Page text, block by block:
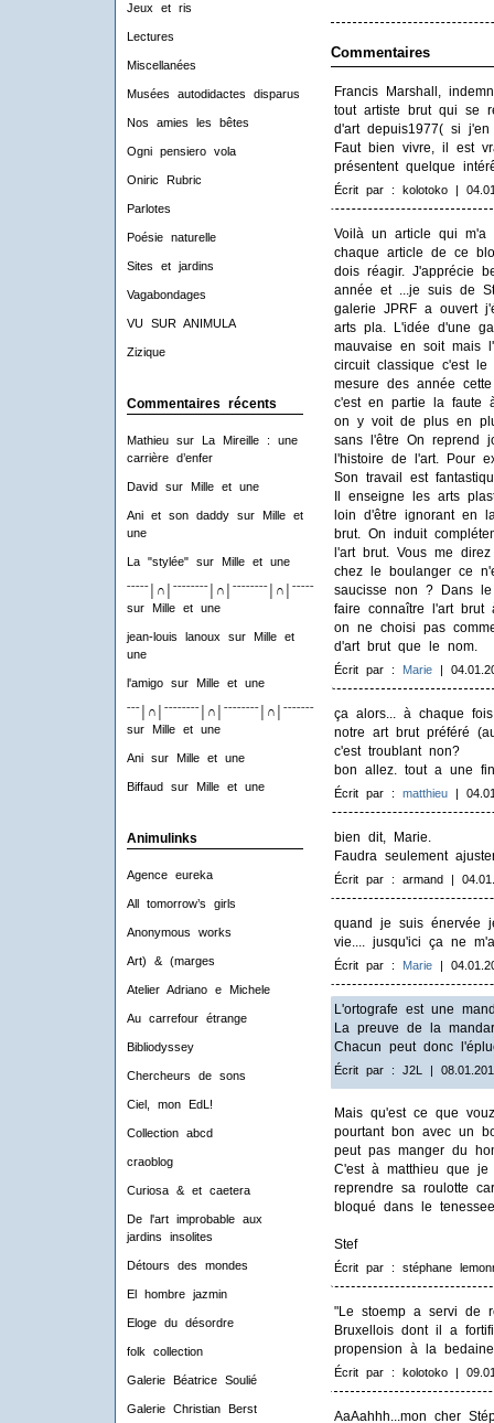
Jeux et ris
Lectures
Miscellanées
Musées autodidactes disparus
Nos amies les bêtes
Ogni pensiero vola
Oniric Rubric
Parlotes
Poésie naturelle
Sites et jardins
Vagabondages
VU SUR ANIMULA
Zizique
Commentaires récents
Mathieusur
La Mireille : une
carrière d’enfer
David sur Mille et une
Ani et son daddysur
Mille et
une
La "stylée"sur Mille et une
ˉˉˉˉˉ│∩│ˉˉˉˉˉˉˉˉ│∩│ˉˉˉˉˉˉˉˉ│∩│ˉˉˉˉˉˉˉˉ│∩│ˉˉˉˉ
sur
Mille et une
jean-louis lanoux sur
Mille et
une
l'amigosur Mille et une
ˉˉˉ│∩│ˉˉˉˉˉˉˉˉ│∩│ˉˉˉˉˉˉˉˉ│∩│ˉˉˉˉˉˉˉˉ│∩│ˉˉˉ
sur
Mille et une
Anisur Mille et une
Biffaud sur Mille et une
Animulinks
Agence eureka
All tomorrow’s girls
Anonymous works
Art) & (marges
Atelier Adriano e Michele
Au carrefour étrange
Bibliodyssey
Chercheurs de sons
Ciel, mon EdL!
Collection abcd
craoblog
Curiosa & et caetera
De l'art improbable aux
jardins insolites
Détours des mondes
El hombre jazmin
Eloge du désordre
folk collection
Galerie Béatrice Soulié
Galerie Christian Berst
Commentaires
Francis Marshall,
tout artiste brut qui se
d'art depuis1977( si
Faut bien vivre, il est
présentent quelque
Écrit par : kolotoko |
Voilà un article qui m'a
chaque article de ce
dois réagir. J'apprécie
année et ...je suis de
galerie JPRF a ouvert
arts pla. L'idée d'une
mauvaise en soit mais
circuit classique c'est
mesure des année
c'est en partie la faute
on y voit de plus en
sans l'être On reprend
l'histoire de l'art. Pour
Son travail est
Il enseigne les arts
loin d'être ignorant en
brut. On induit
l'art brut. Vous me
chez le boulanger ce
saucisse non ? Dans
faire connaître l'art
on ne choisi pas
d'art brut que le nom.
Écrit par : Marie|
ça alors... à chaque
notre art brut préféré
c'est troublant non?
bon allez. tout a une
Écrit par : matthieu|
bien dit, Marie.
Faudra seulement
Écrit par : armand |
quand je suis énervée
vie.... jusqu'ici ça ne
Écrit par : Marie|
L'ortografe est une
La preuve de la
Chacun peut donc
Écrit par : J2L |
Mais qu'est ce que
pourtant bon avec un
peut pas manger du
C'est à matthieu que
reprendre sa roulotte
bloqué dans le
Stef
Écrit par : stéphane
"Le stoemp a servi de
Bruxellois dont il a
propension à la
Écrit par : kolotoko |
AaAahhh...mon cher